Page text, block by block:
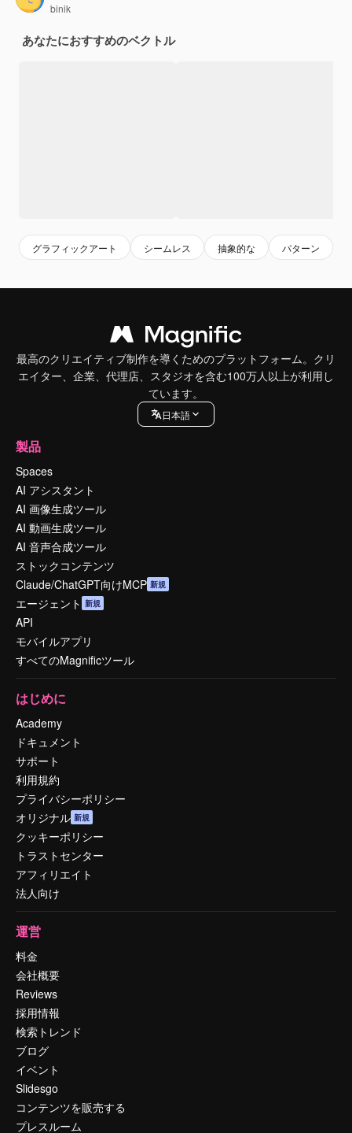
binik
あなたにおすすめのベクトル
グラフィックアート シームレス 抽象的な パターン
最高のクリエイティブ制作を導くためのプラットフォーム。クリ
エイター、企業、代理店、スタジオを含む100万人以上が利用し
ています。
日本語
製品
Spaces
AI アシスタント
AI 画像生成ツール
AI 動画生成ツール
AI 音声合成ツール
ストックコンテンツ
Claude/ChatGPT向けMCP 新規
エージェント 新規
API
モバイルアプリ
すべてのMagnificツール
はじめに
Academy
ドキュメント
サポート
利用規約
プライバシーポリシー
オリジナル 新規
クッキーポリシー
トラストセンター
アフィリエイト
法人向け
運営
料金
会社概要
Reviews
採用情報
検索トレンド
ブログ
イベント
Slidesgo
コンテンツを販売する
プレスルーム